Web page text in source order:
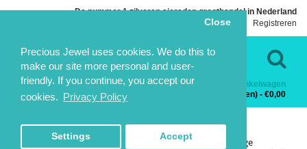
Precious Jewel uses cookies. We do this to
make our site more personal and user-
friendly. If you continue, you accept our
cookies. Privacy Policy
Close
Settings Accept
De nummer 1 zilveren sieraden groothandel in Nederland
Inloggen
Registreren
Categorieën
Winkelwagen
0 product(en) - €0,00
HOME KINDERSIERADEN KINDEROORBELLEN
KINDEROORBELLEN
Onze sieraden groothandel levert uitsluitend hoogwaardige